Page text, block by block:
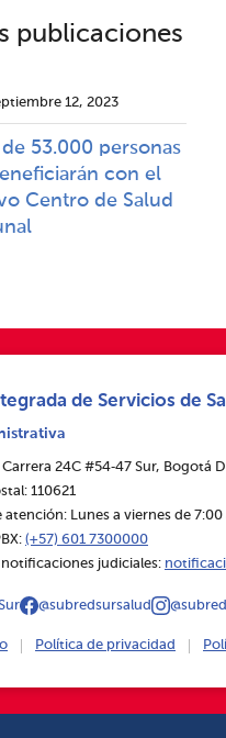
publicaciones
12, 2023
de 53.000 personas
con el
Centro de Salud
de Servicios de
24C #54‑47 Sur, Bogotá
110621
atención: Lunes a viernes de 7:00
(+57) 601 7300000
judiciales:
@subredsursalud
Política de privacidad